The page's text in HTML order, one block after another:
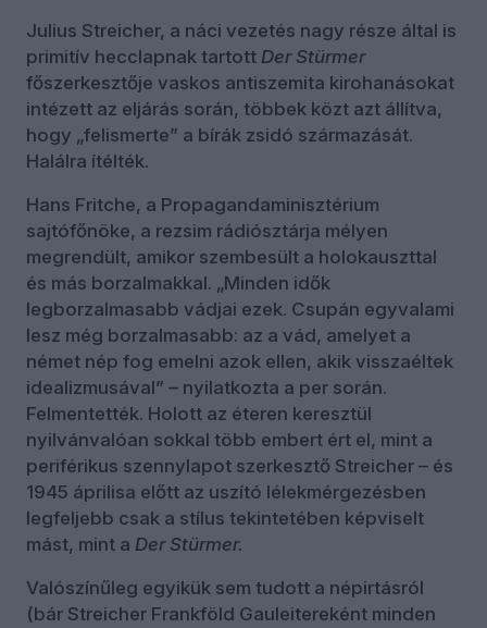
Julius Streicher, a náci vezetés nagy része által is
primitív hecclapnak tartott Der Stürmer
főszerkesztője vaskos antiszemita kirohanásokat
intézett az eljárás során, többek közt azt állítva,
hogy „felismerte” a bírák zsidó származását.
Halálra ítélték.
Hans Fritche, a Propagandaminisztérium
sajtófőnöke, a rezsim rádiósztárja mélyen
megrendült, amikor szembesült a holokauszttal
és más borzalmakkal. „Minden idők
legborzalmasabb vádjai ezek. Csupán egyvalami
lesz még borzalmasabb: az a vád, amelyet a
német nép fog emelni azok ellen, akik visszaéltek
idealizmusával” – nyilatkozta a per során.
Felmentették. Holott az éteren keresztül
nyilvánvalóan sokkal több embert ért el, mint a
periférikus szennylapot szerkesztő Streicher – és
1945 áprilisa előtt az uszító lélekmérgezésben
legfeljebb csak a stílus tekintetében képviselt
mást, mint a Der Stürmer.
Valószínűleg egyikük sem tudott a népirtásról
(bár Streicher Frankföld Gauleitereként minden